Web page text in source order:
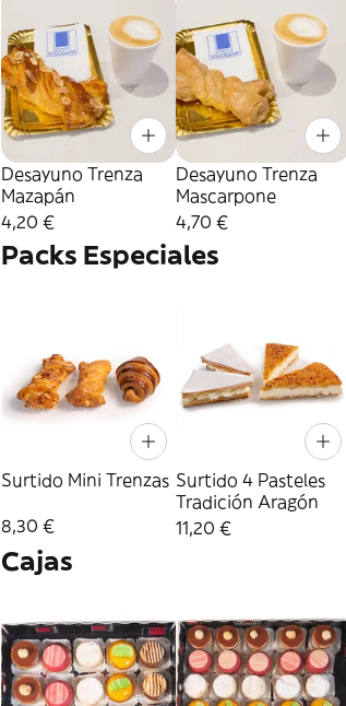
Desayuno Trenza
Mazapán
4,20 €
Desayuno Trenza
Mascarpone
4,70 €
Packs Especiales
Surtido Mini Trenzas
8,30 €
Surtido 4 Pasteles
Tradición Aragón
11,20 €
Cajas